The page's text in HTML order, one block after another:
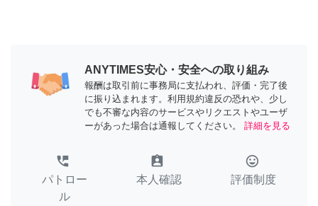
ANYTIMES安心・安全への取り組み
報酬は取引前に事務局に支払われ、評価・完了後
に振り込まれます。利用規約違反の恐れや、少し
でも不審な内容のサービスやリクエストやユーザ
ーがあった場合は通報してください。
詳細を見る
perm_phone_msg
パトロー
ル
assignment_ind
本人確認
tag_faces
評価制度